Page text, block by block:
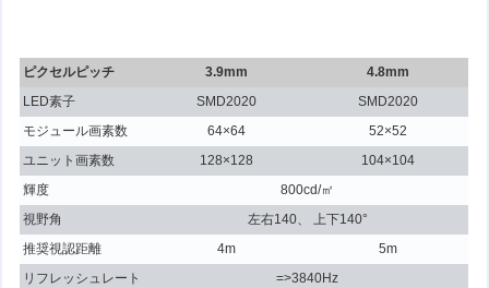
ピクセルピッチ 3.9mm
4.8mm
LED素子
SMD2020
SMD2020
モジュール画素数
64×64
52×52
ユニット画素数
128×128
104×104
輝度
800cd/㎡
視野角
左右140、 上下140°
推奨視認距離
4m
5m
リフレッシュレート
=>3840Hz